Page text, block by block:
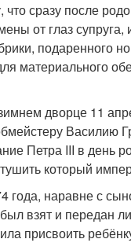
сразу после
от глаз
подаренного
материального
дворце 11
Василию
Петра III в день
который
года, наравне с
взят и передан
присвоить